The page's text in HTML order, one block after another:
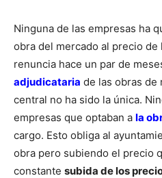
Ninguna de las empresas ha
obra del mercado al precio
renuncia hace un par de
adjudicataria de las obras de
central no ha sido la única.
empresas que optaban a la
cargo. Esto obliga al
obra pero subiendo el precio
constante subida de los